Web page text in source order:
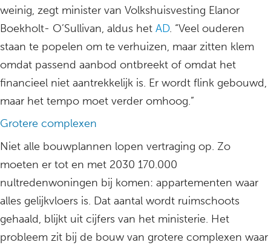
weinig, zegt minister van Volkshuisvesting Elanor
Boekholt- O’Sullivan, aldus het AD. “Veel ouderen
staan te popelen om te verhuizen, maar zitten klem
omdat passend aanbod ontbreekt of omdat het
financieel niet aantrekkelijk is. Er wordt flink gebouwd,
maar het tempo moet verder omhoog.”
Grotere complexen
Niet alle bouwplannen lopen vertraging op. Zo
moeten er tot en met 2030 170.000
nultredenwoningen bij komen: appartementen waar
alles gelijkvloers is. Dat aantal wordt ruimschoots
gehaald, blijkt uit cijfers van het ministerie. Het
probleem zit bij de bouw van grotere complexen waar